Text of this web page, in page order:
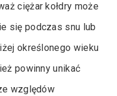
ciężar kołdry może
się podczas snu lub
określonego wieku
powinny unikać
względów